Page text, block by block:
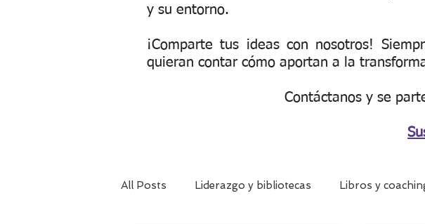
y su entorno.
¡Comparte tus ideas con nosotros!
quieran contar cómo aportan a la
Contáctanos y se
All Posts Liderazgo y bibliotecas Libros y